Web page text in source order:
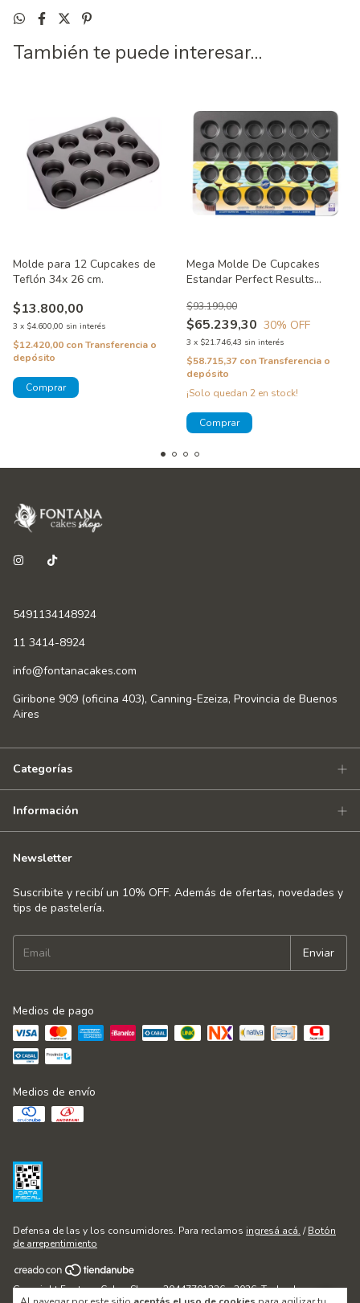
También te puede interesar...
Molde para 12 Cupcakes de
Teflón 34x 26 cm.
$13.800,00
3 x $4.600,00 sin interés
$12.420,00 conTransferencia o
depósito
Mega Molde De Cupcakes
Estandar Perfect Results
$65.239,30
$93.199,00
30% OFF
3 x $21.746,43 sin interés
$58.715,37 conTransferencia o
depósito
¡Solo quedan 2 en stock!
5491134148924
11 3414-8924
info@fontanacakes.com
Giribone 909 (oficina 403), Canning-Ezeiza, Provincia de Buenos
Aires
Categorías
Información
Newsletter
Suscribite y recibí un 10% OFF. Además de ofertas, novedades y
tips de pastelería.
Medios de pago
Medios de envío
Defensa de las y los consumidores. Para reclamos ingresá acá. / Botón
de arrepentimiento
Copyright Fontana Cakes Shop - 20447701236 - 2026. Todos los